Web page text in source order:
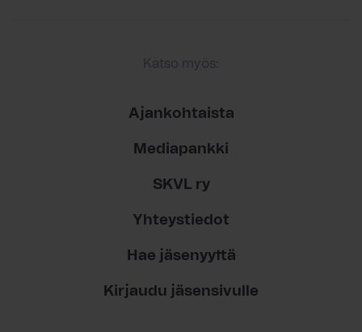
Katso myös:
Ajankohtaista
Mediapankki
SKVL ry
Yhteystiedot
Hae jäsenyyttä
Kirjaudu jäsensivulle